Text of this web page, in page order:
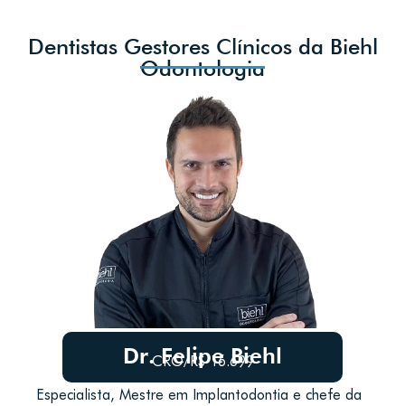
Dentistas Gestores Clínicos da Biehl
Odontologia
Dr. Felipe Biehl
CRO/RS 16.699
Especialista, Mestre em Implantodontia e chefe da